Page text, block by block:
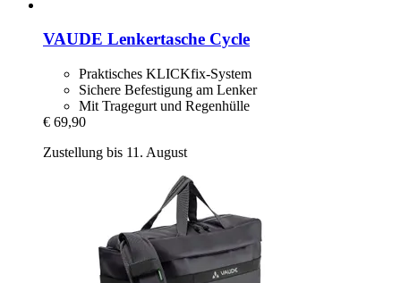
VAUDE Lenkertasche Cycle
Praktisches KLICKfix-System
Sichere Befestigung am Lenker
Mit Tragegurt und Regenhülle
€ 69,90
Zustellung bis 11. August